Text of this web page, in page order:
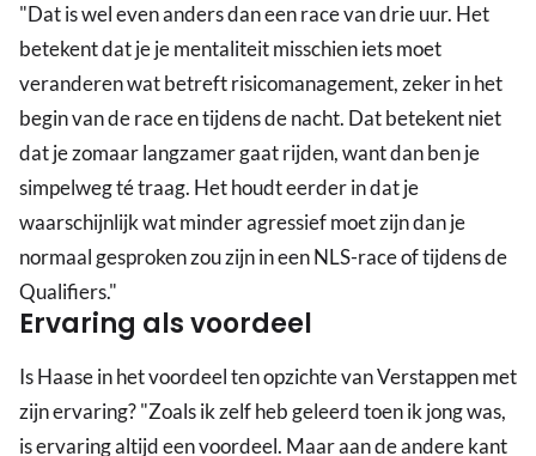
"Dat is wel even anders dan een race van drie uur. Het
betekent dat je je mentaliteit misschien iets moet
veranderen wat betreft risicomanagement, zeker in het
begin van de race en tijdens de nacht. Dat betekent niet
dat je zomaar langzamer gaat rijden, want dan ben je
simpelweg té traag. Het houdt eerder in dat je
waarschijnlijk wat minder agressief moet zijn dan je
normaal gesproken zou zijn in een NLS-race of tijdens de
Qualifiers."
Ervaring als voordeel
Is Haase in het voordeel ten opzichte van Verstappen met
zijn ervaring? "Zoals ik zelf heb geleerd toen ik jong was,
is ervaring altijd een voordeel. Maar aan de andere kant